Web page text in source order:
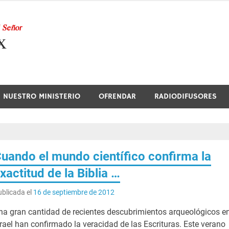
NUESTRO MINISTERIO OFRENDAR RADIODIFUSORES
el mundo científico confirma la
de la Biblia …
el 16 de septiembre de 2012
gran cantidad de recientes descubrimientos arqueológicos
han confirmado la veracidad de las Escrituras. Este verano